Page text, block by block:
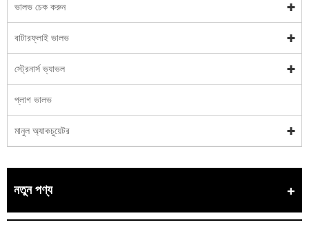
ভালভ চেক করুন
বাটারফ্লাই ভালভ
স্ট্রেনার্স ভ্যাভল
প্লাগ ভালভ
মানুল অ্যাকচুয়েটর
নতুন পণ্য